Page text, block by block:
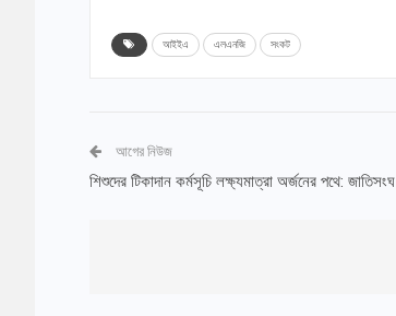
আইইএ এলএনজি সংকট
আগের নিউজ
শিশুদের টিকাদান কর্মসূচি লক্ষ্যমাত্রা অর্জনের পথে: জাতিসংঘ